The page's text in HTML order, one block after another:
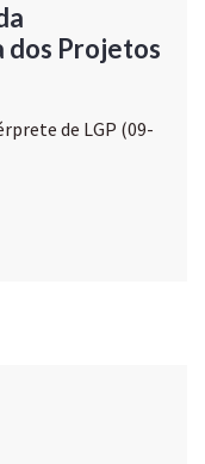
dos Projetos
de LGP (09-